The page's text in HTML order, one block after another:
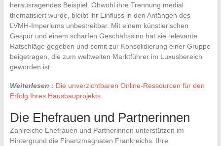
herausragendes Beispiel. Obwohl ihre Trennung medial
thematisiert wurde, bleibt ihr Einfluss in den Anfängen des
LVMH-Imperiums unbestreitbar. Mit einem künstlerischen
Gespür und einem scharfen Geschäftssinn hat sie relevante
Ratschläge gegeben und somit zur Konsolidierung einer Gruppe
beigetragen, die zum weltweiten Marktführer im Luxusbereich
geworden ist.
Weiterlesen : Die unverzichtbaren Online-Ressourcen für den
Erfolg Ihres Hausbauprojekts
Die Ehefrauen und Partnerinnen
Zahlreiche Ehefrauen und Partnerinnen unterstützen im
Hintergrund die Finanzmagnaten Frankreichs. Ihre